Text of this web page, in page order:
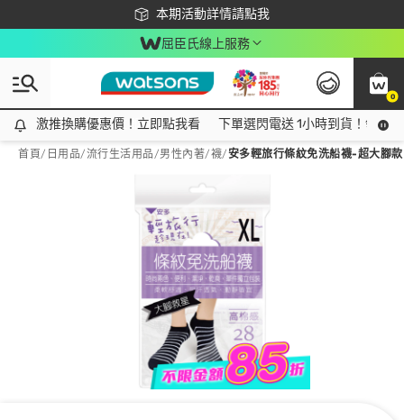
本期活動詳情請點我
下載app最高回饋$350
屈臣氏線上服務
0
激推換購優惠價！立即點我看
激推換購優惠價！立即點我看 下單選閃電送 1小時到貨！領神
首頁/ 日用品/流行生活用品/男性內著/襪/安多輕旅行條紋免洗船襪-超大腳